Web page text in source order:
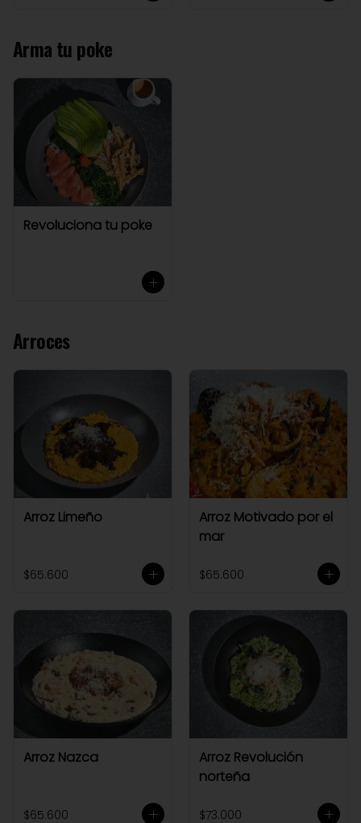
Arma tu poke
Revoluciona tu poke
Arroces
Arroz Limeño
$65.600
Arroz Motivado por el
mar
$65.600
Arroz Nazca
$65.600
Arroz Revolución
norteña
$73.000